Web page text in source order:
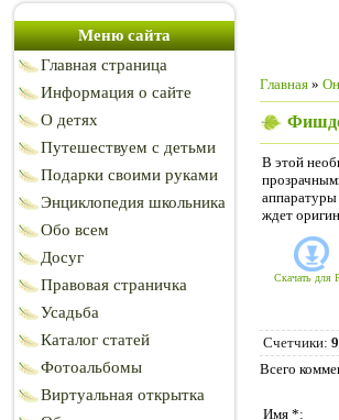
Меню сайта
Главная страница
Информация о сайте
О детях
Путешествуем с детьми
Подарки своими руками
Энциклопедия школьника
Обо всем
Досуг
Правовая страничка
Усадьба
Каталог статей
Фотоальбомы
Виртуальная открытка
Главная »
В этой
аппаратуры
ждет
Скачать для
Счетчики:
Всего
Имя *: